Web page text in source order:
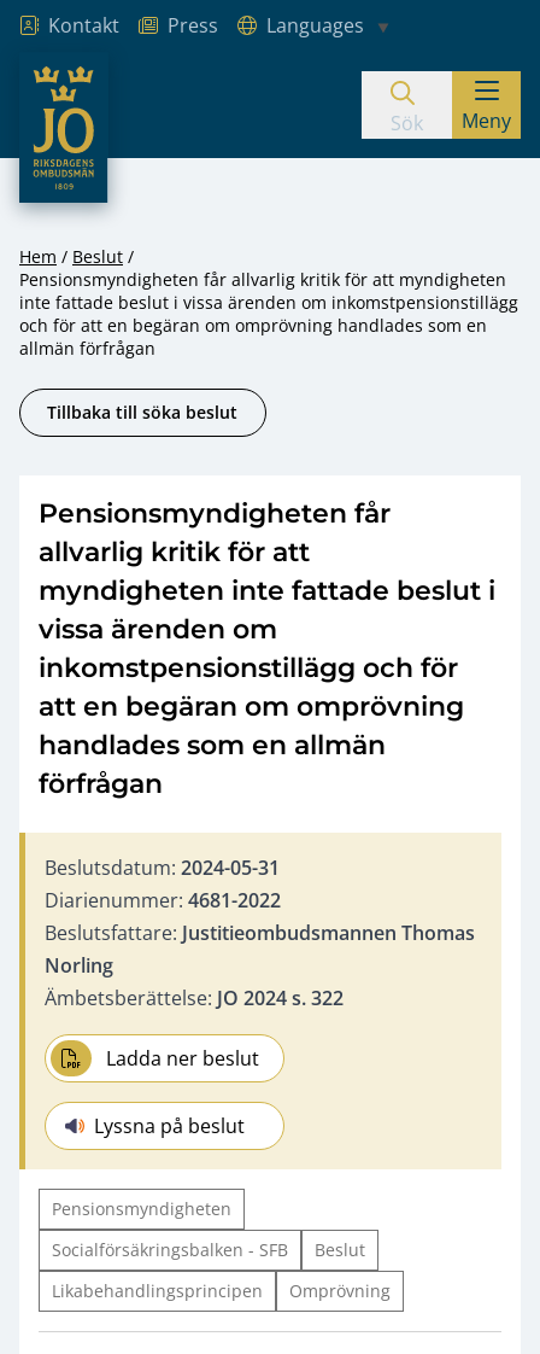
Hoppa till innehåll
Kontakt Press
Languages
JO – Riksdagens Ombudsmän
Sök Meny
Hem
Beslut
Pensionsmyndigheten får allvarlig kritik för att myndigheten
inte fattade beslut i vissa ärenden om inkomstpensionstillägg
och för att en begäran om omprövning handlades som en
allmän förfrågan
Tillbaka till söka beslut
Pensionsmyndigheten får
allvarlig kritik för att
myndigheten inte fattade beslut i
vissa ärenden om
inkomstpensionstillägg och för
att en begäran om omprövning
handlades som en allmän
förfrågan
Beslutsdatum: 2024-05-31
Diarienummer: 4681-2022
Beslutsfattare: Justitieombudsmannen Thomas
Norling
Ämbetsberättelse: JO 2024 s. 322
Ladda ner beslut
Lyssna på beslut
Pensionsmyndigheten
Socialförsäkringsbalken - SFB
Beslut
Likabehandlingsprincipen
Omprövning